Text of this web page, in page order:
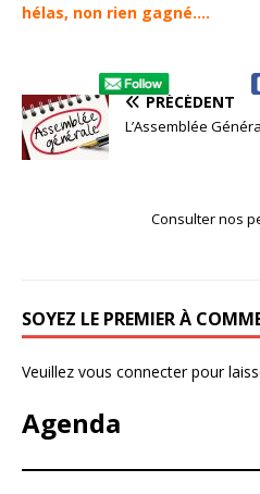
hélas, non rien gagné….
PRÉCÉDENT
L’Assemblée
Consulter nos
SOYEZ LE PREMIER À
Veuillez vous connecter pour
Agenda